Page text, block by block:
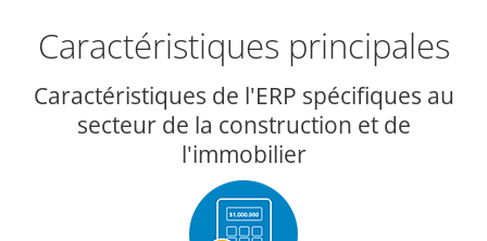
Caractéristiques principales
Caractéristiques de l'ERP spécifiques au
secteur de la construction et de
l'immobilier